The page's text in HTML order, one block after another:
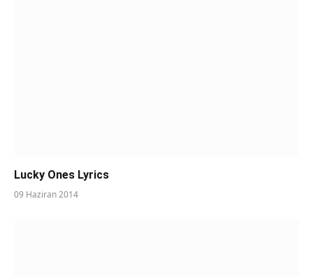
Lucky Ones Lyrics
09 Haziran 2014